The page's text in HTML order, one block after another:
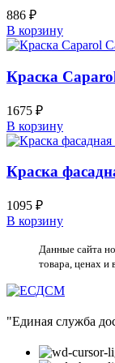
886 ₽
В корзину
Краска
1675 ₽
В корзину
Краска
1095 ₽
В корзину
Данные сайта
товара, ценах
"Единая служба